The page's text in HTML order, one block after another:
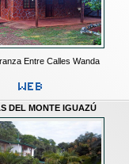
Entre Calles Wanda
DEL MONTE IGUAZÚ